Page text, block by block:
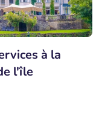
à la
l'île